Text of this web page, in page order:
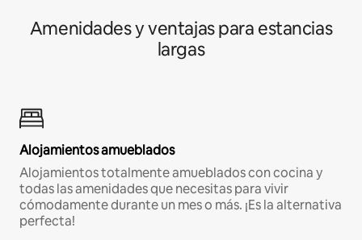
Amenidades y ventajas para estancias
largas
Alojamientos amueblados
Alojamientos totalmente amueblados con cocina y
todas las amenidades que necesitas para vivir
cómodamente durante un mes o más. ¡Es la alternativa
perfecta!